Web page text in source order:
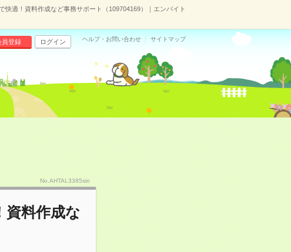
快適！資料作成など事務サポート（109704169）｜エンバイト
員登録 ログイン ヘルプ・お問い合わせ サイトマップ
No.AHTAL3385sin
資料作成な